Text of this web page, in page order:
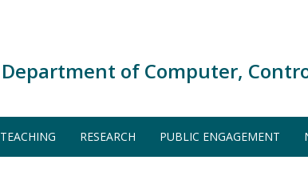
Department of Computer,
TEACHING RESEARCH PUBLIC ENGAGEMENT